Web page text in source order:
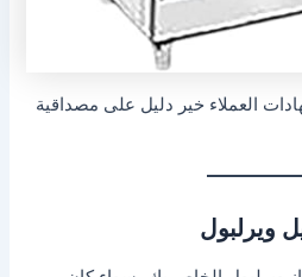
العملاء خير دليل على مصداقية
ويرلبول